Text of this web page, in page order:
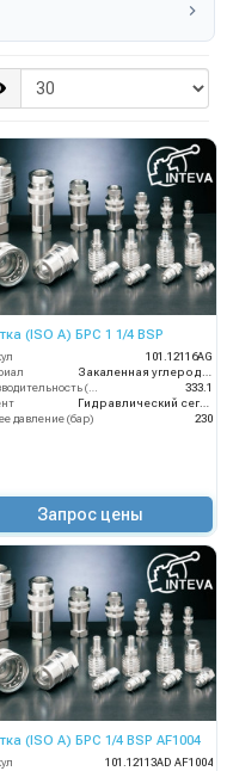
(ISO A) БРС 1 1/4 BSP
101.12116AG
333.1
Гидравлический сегмент
давление (бар)
230
Запрос цены
(ISO A) БРС 1/4 BSP AF1004
101.12113AD AF1004